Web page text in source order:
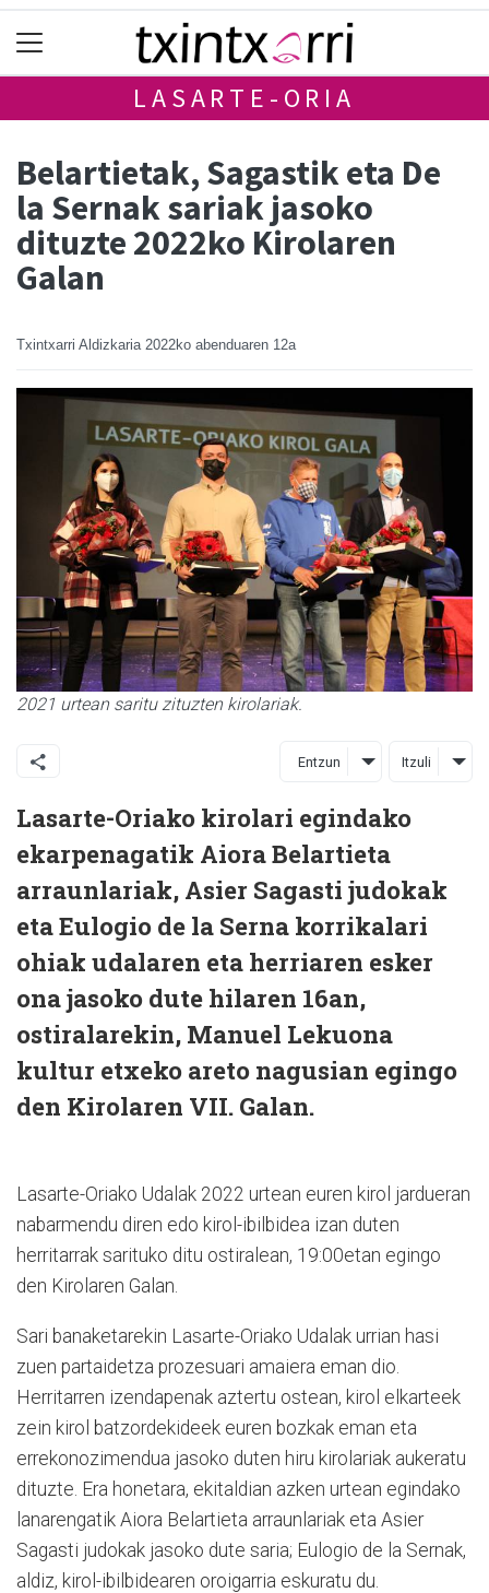
LASARTE-ORIA
Belartietak, Sagastik eta De
la Sernak sariak jasoko
dituzte 2022ko Kirolaren
Galan
Txintxarri Aldizkaria 2022ko abenduaren 12a
2021 urtean saritu zituzten kirolariak.
Entzun Itzuli
Lasarte-Oriako kirolari egindako
ekarpenagatik Aiora Belartieta
arraunlariak, Asier Sagasti judokak
eta Eulogio de la Serna korrikalari
ohiak udalaren eta herriaren esker
ona jasoko dute hilaren 16an,
ostiralarekin, Manuel Lekuona
kultur etxeko areto nagusian egingo
den Kirolaren VII. Galan.
Lasarte-Oriako Udalak 2022 urtean euren kirol jardueran
nabarmendu diren edo kirol-ibilbidea izan duten
herritarrak sarituko ditu ostiralean, 19:00etan egingo
den Kirolaren Galan.
Sari banaketarekin Lasarte-Oriako Udalak urrian hasi
zuen partaidetza prozesuari amaiera eman dio.
Herritarren izendapenak aztertu ostean, kirol elkarteek
zein kirol batzordekideek euren bozkak eman eta
errekonozimendua jasoko duten hiru kirolariak aukeratu
dituzte. Era honetara, ekitaldian azken urtean egindako
lanarengatik Aiora Belartieta arraunlariak eta Asier
Sagasti judokak jasoko dute saria; Eulogio de la Sernak,
aldiz, kirol-ibilbidearen oroigarria eskuratu du.